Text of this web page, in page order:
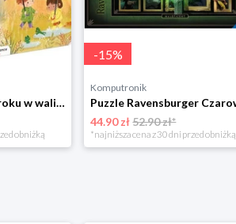
Puzzle Janod Pory roku w walizce 36 elementów
obniżką
-15%
Komputronik
44.90 zł52.90 zł*
*najniższa cena z 30 dni przed obniżką